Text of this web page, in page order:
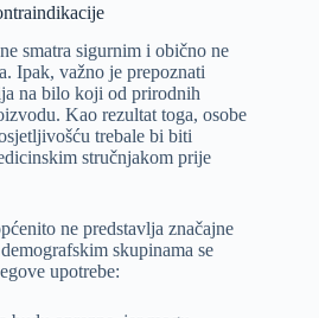
smatra sigurnim i obično ne
Ipak, važno je prepoznati
na bilo koji od prirodnih
Kao rezultat toga, osobe
trebale bi biti
stručnjakom prije
ne predstavlja značajne
skupinama se
upotrebe: